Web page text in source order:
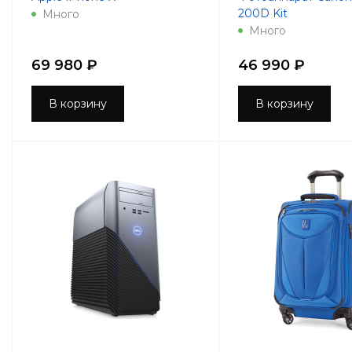
Много
69 980 ₽
В корзину
200D Kit
Много
46 990 ₽
В корзину